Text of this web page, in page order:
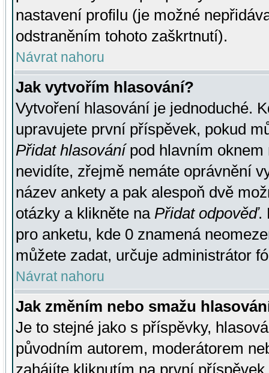
nastavení profilu (je možné
odstraněním tohoto zaškrtnutí).
Návrat nahoru
Jak vytvořím hlasování?
Vytvoření hlasování je jednoduché.
upravujete první příspěvek, pokud
Přidat hlasovánípod hlavním oknem
nevidíte, zřejmě nemáte oprávnění
název ankety a pak alespoň dvě
otázky a klikněte na Přidat odpověď.
pro anketu, kde 0 znamená
můžete zadat, určuje administrátor
Návrat nahoru
Jak změním nebo smažu
Je to stejné jako s příspěvky,
původním autorem, moderátorem
zahájíte kliknutím na první